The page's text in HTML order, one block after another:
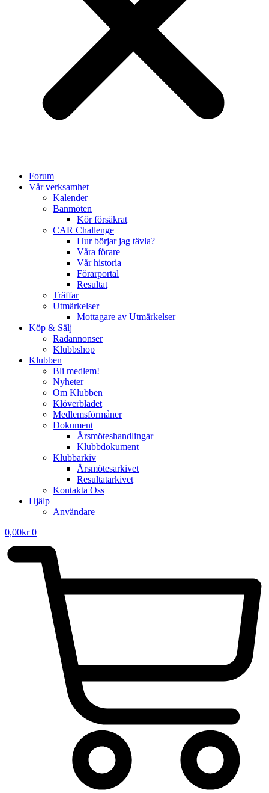
Forum
Vår verksamhet
Kalender
Banmöten
Kör försäkrat
CAR Challenge
Hur börjar jag tävla?
Våra förare
Vår historia
Förarportal
Resultat
Träffar
Utmärkelser
Mottagare av Utmärkelser
Köp & Sälj
Radannonser
Klubbshop
Klubben
Bli medlem!
Nyheter
Om Klubben
Klöverbladet
Medlemsförmåner
Dokument
Årsmöteshandlingar
Klubbdokument
Klubbarkiv
Årsmötesarkivet
Resultatarkivet
Kontakta Oss
Hjälp
Användare
0,00kr 0